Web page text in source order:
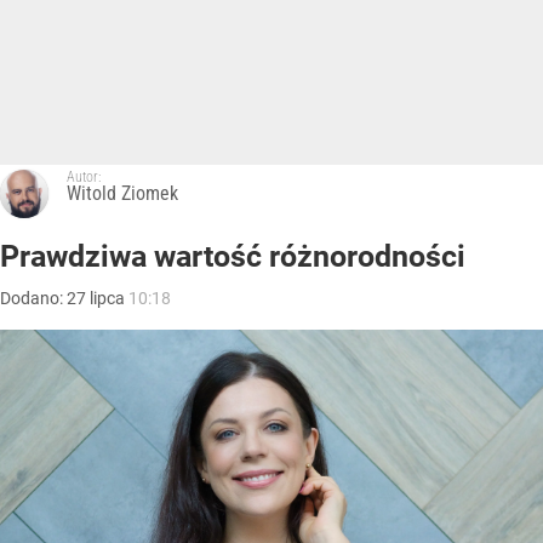
Autor:
Witold Ziomek
Prawdziwa wartość różnorodności
Dodano:27 lipca 10:18